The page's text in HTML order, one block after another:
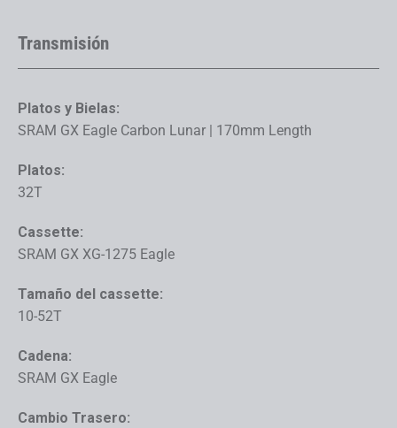
Transmisión
Platos y Bielas:
SRAM GX Eagle Carbon Lunar | 170mm Length
Platos:
32T
Cassette:
SRAM GX XG-1275 Eagle
Tamaño del cassette:
10-52T
Cadena:
SRAM GX Eagle
Cambio Trasero: